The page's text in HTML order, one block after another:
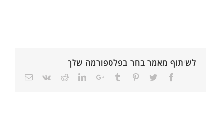
לשיתוף מאמר בחר בפלטפורמה שלך